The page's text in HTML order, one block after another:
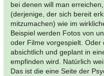
bei denen will man
(derjenige, der sich bereit
mitzumachen) wie im
Beispiel werden Fotos von
oder Filme vorgespielt. Oder
absichtlich und geplant in
empfinden wird. Natürlich
Das ist die eine Seite der